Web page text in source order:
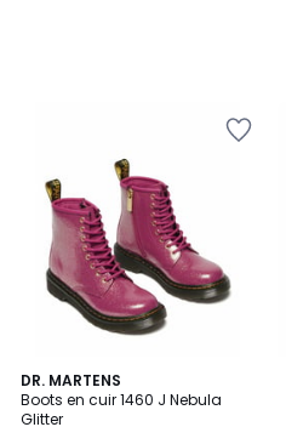
DR. MARTENS
Boots en cuir 1460 J Nebula
Glitter